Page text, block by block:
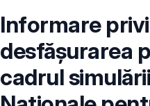
Informare
desfășurarea
cadrul